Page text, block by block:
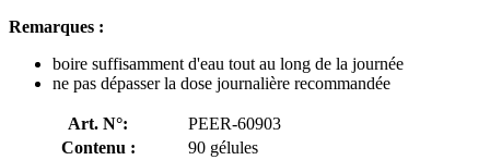
Remarques :
boire suffisamment d'eau tout au long de la journée
ne pas dépasser la dose journalière recommandée
Art. N°:
PEER-60903
Contenu :
90 gélules